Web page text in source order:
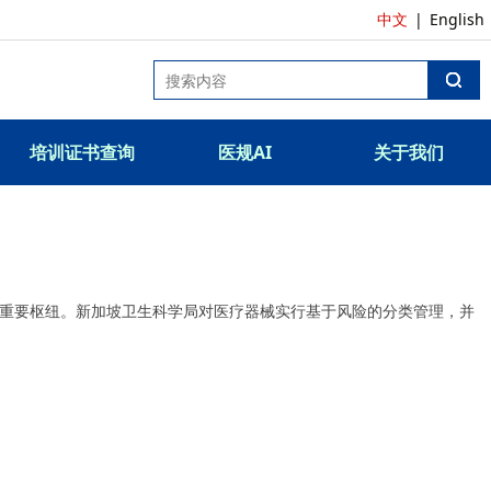
中文 | English
培训证书查询 医规AI 关于我们
要枢纽。新加坡卫生科学局对医疗器械实行基于风险的分类管理，并